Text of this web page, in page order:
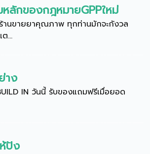
ลักของกฎหมายGPPใหม่
ร้านขายยาคุณภาพ ทุกท่านมักจะกังวล
...
าง
IN วันนี้ รับของแถมฟรีเมื่อยอด
ปัง